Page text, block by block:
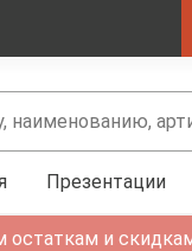
Презентации
остаткам и